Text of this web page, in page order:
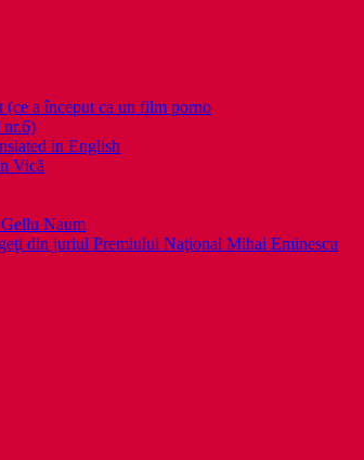
a început ca un film porno
nr.6)
in English
Vică
Gellu Naum
din juriul Premiului Naţional Mihai Eminescu